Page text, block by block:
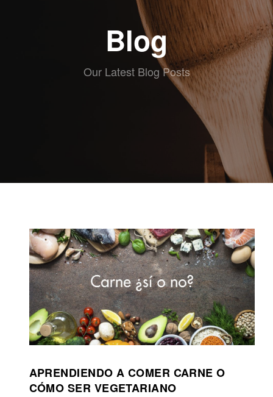
RECETAS
ESCRITAS
VIDEO
RECETAS
KIDS
Blog
Our Latest Blog Posts
APRENDIENDO A COMER CARNE O
CÓMO SER VEGETARIANO